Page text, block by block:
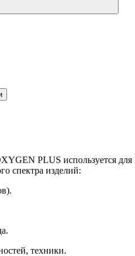
PLUS используется для
спектра изделий:
техники.